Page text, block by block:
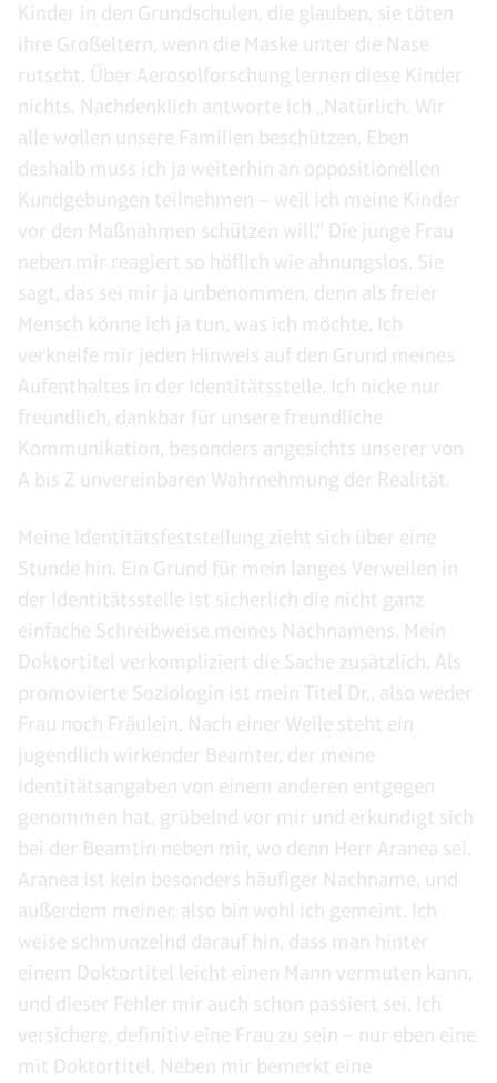
Kinder in den Grundschulen, die glauben, sie töten
ihre Großeltern, wenn die Maske unter die Nase
rutscht. Über Aerosolforschung lernen diese Kinder
nichts. Nachdenklich antworte ich „Natürlich. Wir
alle wollen unsere Familien beschützen. Eben
deshalb muss ich ja weiterhin an oppositionellen
Kundgebungen teilnehmen – weil ich meine Kinder
vor den Maßnahmen schützen will.“ Die junge Frau
neben mir reagiert so höflich wie ahnungslos. Sie
sagt, das sei mir ja unbenommen, denn als freier
Mensch könne ich ja tun, was ich möchte. Ich
verkneife mir jeden Hinweis auf den Grund meines
Aufenthaltes in der Identitätsstelle. Ich nicke nur
freundlich, dankbar für unsere freundliche
Kommunikation, besonders angesichts unserer von
A bis Z unvereinbaren Wahrnehmung der Realität.
Meine Identitätsfeststellung zieht sich über eine
Stunde hin. Ein Grund für mein langes Verweilen in
der Identitätsstelle ist sicherlich die nicht ganz
einfache Schreibweise meines Nachnamens. Mein
Doktortitel verkompliziert die Sache zusätzlich. Als
promovierte Soziologin ist mein Titel Dr., also weder
Frau noch Fräulein. Nach einer Weile steht ein
jugendlich wirkender Beamter, der meine
Identitätsangaben von einem anderen entgegen
genommen hat, grübelnd vor mir und erkundigt sich
bei der Beamtin neben mir, wo denn Herr Aranea sei.
Aranea ist kein besonders häufiger Nachname, und
außerdem meiner, also bin wohl ich gemeint. Ich
weise schmunzelnd darauf hin, dass man hinter
einem Doktortitel leicht einen Mann vermuten kann,
und dieser Fehler mir auch schon passiert sei. Ich
versichere, definitiv eine Frau zu sein – nur eben eine
mit Doktortitel. Neben mir bemerkt eine